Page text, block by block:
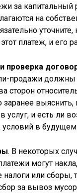
за капитальный
на
уточните,
платеж, и его
проверка
продажи должны
сторон
выяснить,
услуг, и есть ли
условий в будущем.
. В некоторых
могут
или сборы,
за вывоз